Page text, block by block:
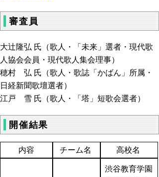
審査員
大辻隆弘 氏（歌人・「未来」選者・現代歌
人協会会員・現代歌人集会理事）
穂村 弘 氏（歌人・歌誌「かばん」所属・
日経新聞歌壇選者）
江戸 雪 氏（歌人・「塔」短歌会選者）
開催結果
内容 チーム名 高校名
渋谷教育学園